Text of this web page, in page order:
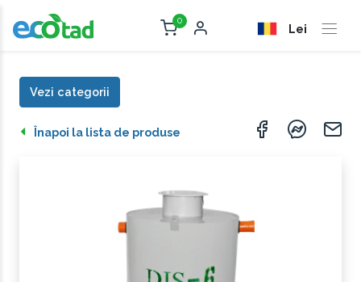
0
Lei
Vezi categorii
Înapoi la lista de produse